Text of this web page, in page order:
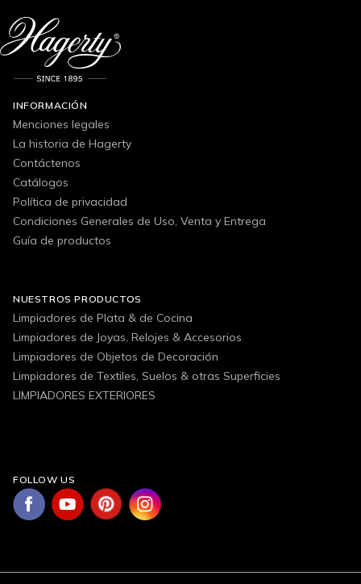
INFORMACIÓN
Menciones legales
La historia de Hagerty
Contáctenos
Catálogos
Política de privacidad
Condiciones Generales de Uso, Venta y Entrega
Guía de productos
NUESTROS PRODUCTOS
Limpiadores de Plata & de Cocina
Limpiadores de Joyas, Relojes & Accesorios
Limpiadores de Objetos de Decoración
Limpiadores de Textiles, Suelos & otras Superficies
LIMPIADORES EXTERIORES
FOLLOW US